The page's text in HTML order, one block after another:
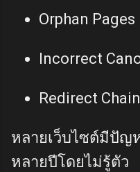
Orphan Pages
Incorrect
Redirect
หลายเว็บไซต์มีปัญ
หลายปีโดยไม่รู้ตัว